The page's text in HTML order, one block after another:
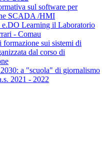
sul software per
SCADA /HMI
e.DO Learning il Laboratorio
- Comau
formazione sui sistemi di
dal corso di
a "scuola" di giornalismo
2021 - 2022